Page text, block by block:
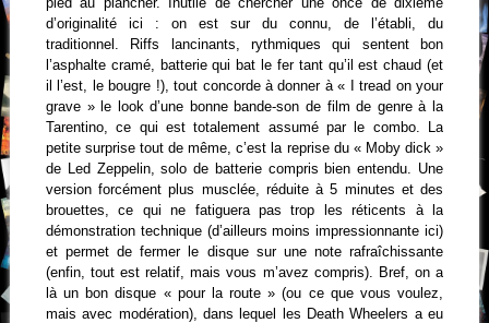
d’originalité ici : on est sur du connu, de l’établi, du
traditionnel. Riffs lancinants, rythmiques qui sentent bon
l’asphalte cramé, batterie qui bat le fer tant qu’il est chaud (et
il l’est, le bougre !), tout concorde à donner à « I tread on your
grave » le look d’une bonne bande-son de film de genre à la
Tarentino, ce qui est totalement assumé par le combo. La
petite surprise tout de même, c’est la reprise du « Moby dick »
de Led Zeppelin, solo de batterie compris bien entendu. Une
version forcément plus musclée, réduite à 5 minutes et des
brouettes, ce qui ne fatiguera pas trop les réticents à la
démonstration technique (d’ailleurs moins impressionnante ici)
et permet de fermer le disque sur une note rafraîchissante
(enfin, tout est relatif, mais vous m’avez compris). Bref, on a
là un bon disque « pour la route » (ou ce que vous voulez,
mais avec modération), dans lequel les Death Wheelers a eu